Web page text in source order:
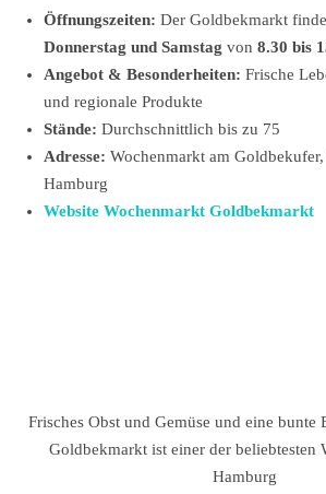
Öffnungszeiten: Der Goldbekmarkt
Donnerstag und Samstag von 8.30 bis
Angebot & Besonderheiten: Frische
und regionale Produkte
Stände: Durchschnittlich bis zu 75
Adresse: Wochenmarkt am
Hamburg
Website Wochenmarkt Goldbekmarkt
Frisches Obst und Gemüse und eine
Goldbekmarkt ist einer der beliebtesten
Hamburg